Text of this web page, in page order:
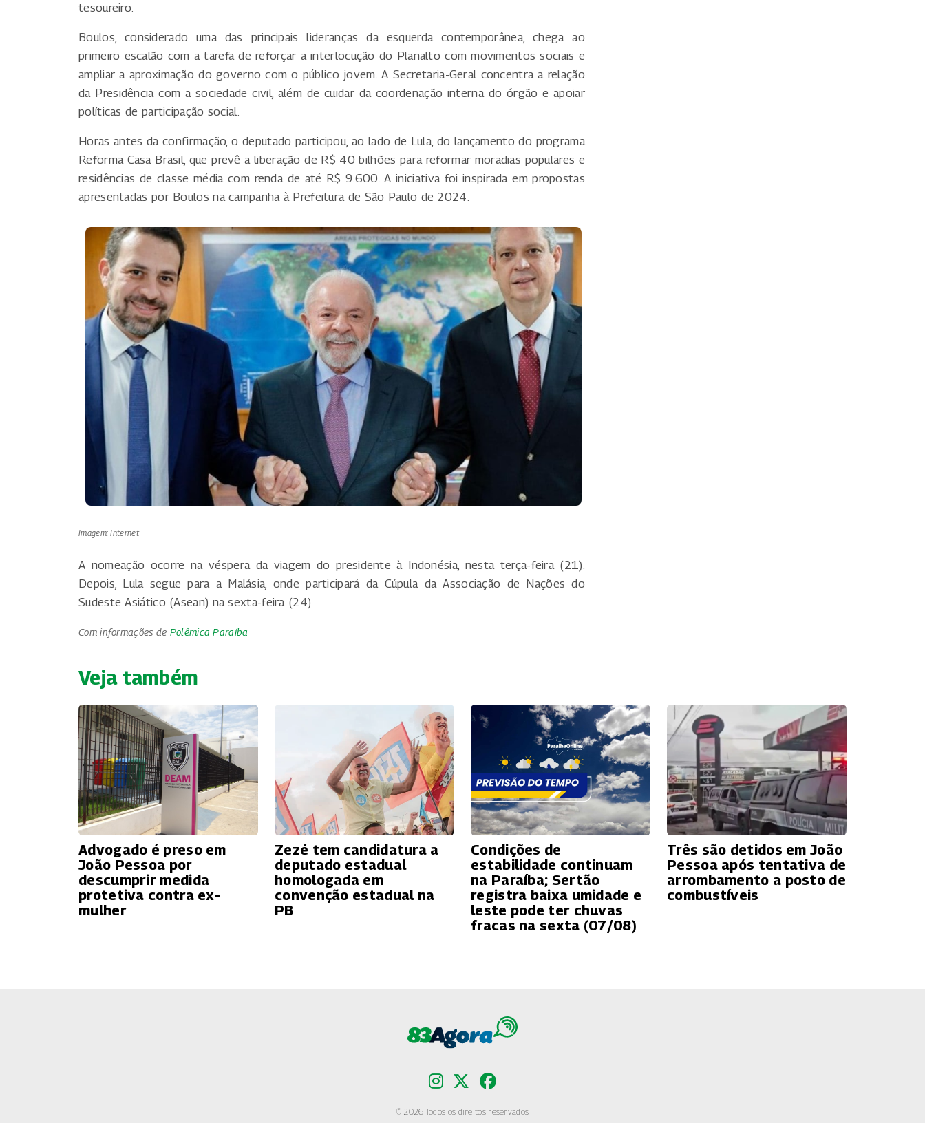
tesoureiro.
Boulos, considerado uma das principais lideranças da esquerda contemporânea, chega ao
primeiro escalão com a tarefa de reforçar a interlocução do Planalto com movimentos sociais e
ampliar a aproximação do governo com o público jovem. A Secretaria-Geral concentra a relação
da Presidência com a sociedade civil, além de cuidar da coordenação interna do órgão e apoiar
políticas de participação social.
Horas antes da confirmação, o deputado participou, ao lado de Lula, do lançamento do programa
Reforma Casa Brasil, que prevê a liberação de R$ 40 bilhões para reformar moradias populares e
residências de classe média com renda de até R$ 9.600. A iniciativa foi inspirada em propostas
apresentadas por Boulos na campanha à Prefeitura de São Paulo de 2024.
Imagem: Internet
A nomeação ocorre na véspera da viagem do presidente à Indonésia, nesta terça-feira (21).
Depois, Lula segue para a Malásia, onde participará da Cúpula da Associação de Nações do
Sudeste Asiático (Asean) na sexta-feira (24).
Com informações de Polêmica Paraíba
Veja também
Advogado é preso em
João Pessoa por
descumprir medida
protetiva contra ex-
mulher
Zezé tem candidatura a
deputado estadual
homologada em
convenção estadual na
PB
Condições de
estabilidade continuam
na Paraíba; Sertão
registra baixa umidade e
leste pode ter chuvas
fracas na sexta (07/08)
Três são detidos em João
Pessoa após tentativa de
arrombamento a posto de
combustíveis
© 2026 Todos os direitos reservados